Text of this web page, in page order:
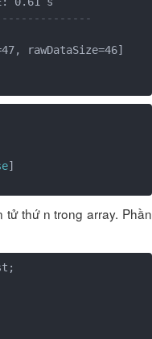
rawDataSize=46]
]
tử thứ n trong array. Phần